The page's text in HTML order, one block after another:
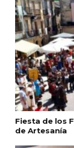
Fiesta de los
de Artesanía